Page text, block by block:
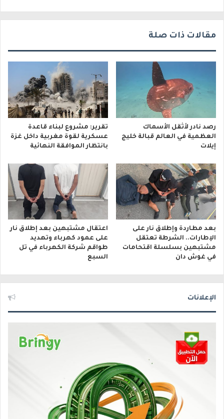
مقالات ذات صلة
رصد نادر لأثقل الأسماك
العظمية في العالم قبالة خليج
إيلات
تقرير: مشروع لبناء قاعدة
عسكرية لقوة مغربية داخل غزة
بانتظار الموافقة النهائية
بعد مطاردة وإطلاق نار على
الإطارات.. الشرطة تعتقل
مشتبهين بسلسلة اقتحامات
في غوش دان
اعتقال مشتبهين بعد إطلاق نار
على عمود كهرباء وتهديد
طواقم شركة الكهرباء في تل
السبع
الإعلانات